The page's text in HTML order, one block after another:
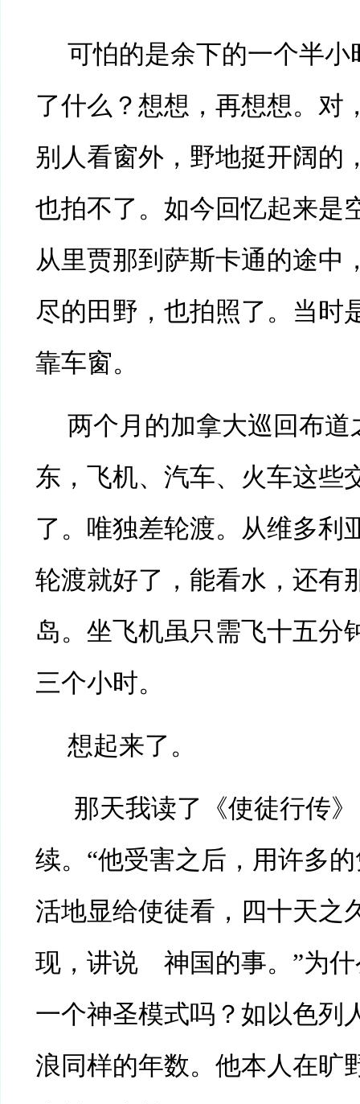
可怕的是余下的一个半小
了什么？想想，再想想。对
别人看窗外，野地挺开阔的
也拍不了。如今回忆起来是
从里贾那到萨斯卡通的途中
尽的田野，也拍照了。当时
靠车窗。
两个月的加拿大巡回布道
东，飞机、汽车、火车这些
了。唯独差轮渡。从维多利
轮渡就好了，能看水，还有
岛。坐飞机虽只需飞十五分
三个小时。
想起来了。
那天我读了《使徒行传
续。“他受害之后，用许多
活地显给使徒看，四十天之
现，讲说 神国的事。”为什
一个神圣模式吗？如以色列
浪同样的年数。他本人在旷